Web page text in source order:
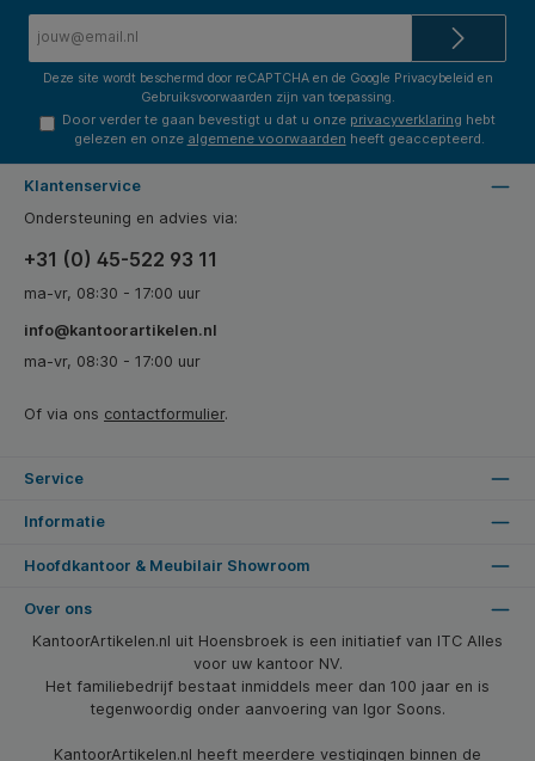
Deze site wordt beschermd door reCAPTCHA en de Google Privacybeleid en
Gebruiksvoorwaarden zijn van toepassing.
Door verder te gaan bevestigt u dat u onze privacyverklaring hebt
gelezen en onze algemene voorwaarden heeft geaccepteerd.
Klantenservice
Ondersteuning en advies via:
+31 (0) 45-522 93 11
ma-vr, 08:30 - 17:00 uur
info@kantoorartikelen.nl
ma-vr, 08:30 - 17:00 uur
Of via ons contactformulier.
Service
Informatie
Hoofdkantoor & Meubilair Showroom
Over ons
KantoorArtikelen.nl uit Hoensbroek is een initiatief van ITC Alles
voor uw kantoor NV.
Het familiebedrijf bestaat inmiddels meer dan 100 jaar en is
tegenwoordig onder aanvoering van Igor Soons.
KantoorArtikelen.nl heeft meerdere vestigingen binnen de